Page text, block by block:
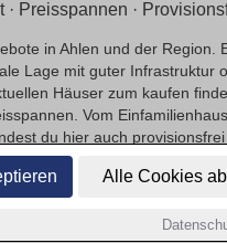
Alle Cookies
· Preisspannen ·
in Ahlen und der Region.
Lage mit guter Infrastruktur
Häuser zum kaufen
Vom
du hier auch
Objekte in Ahlen.